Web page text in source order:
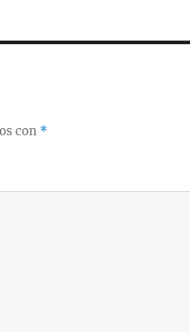
con *